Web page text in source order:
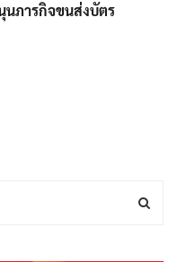
ภารกิจขนส่งบัตร